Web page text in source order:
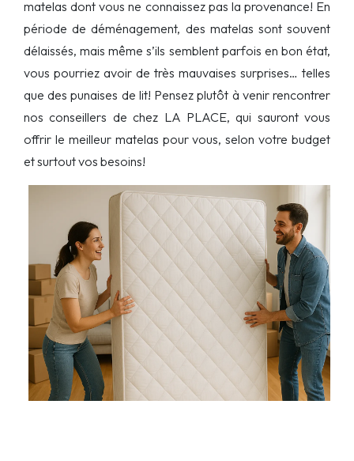
matelas dont vous ne connaissez pas la provenance! En
période de déménagement, des matelas sont souvent
délaissés, mais même s’ils semblent parfois en bon état,
vous pourriez avoir de très mauvaises surprises… telles
que des punaises de lit! Pensez plutôt à venir rencontrer
nos conseillers de chez LA PLACE, qui sauront vous
offrir le meilleur matelas pour vous, selon votre budget
et surtout vos besoins!